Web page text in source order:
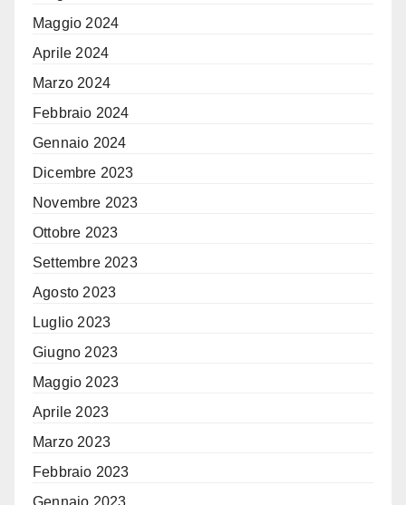
Maggio 2024
Aprile 2024
Marzo 2024
Febbraio 2024
Gennaio 2024
Dicembre 2023
Novembre 2023
Ottobre 2023
Settembre 2023
Agosto 2023
Luglio 2023
Giugno 2023
Maggio 2023
Aprile 2023
Marzo 2023
Febbraio 2023
Gennaio 2023